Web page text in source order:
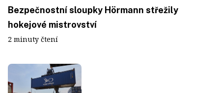
Bezpečnostní sloupky Hörmann střežily
hokejové mistrovství
2 minuty čtení